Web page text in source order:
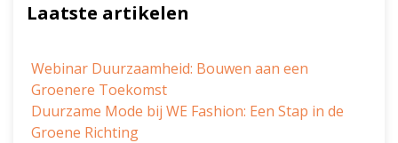
Laatste artikelen
Webinar Duurzaamheid: Bouwen aan een
Groenere Toekomst
Duurzame Mode bij WE Fashion: Een Stap in de
Groene Richting